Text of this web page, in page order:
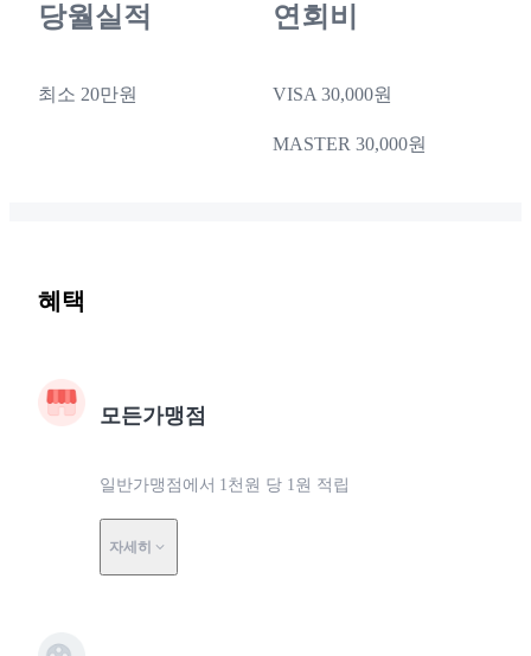
당월실적
최소 20만원
연회비
VISA 30,000원
MASTER 30,000원
혜택
모든가맹점
일반가맹점에서 1천원 당 1원 적립
자세히